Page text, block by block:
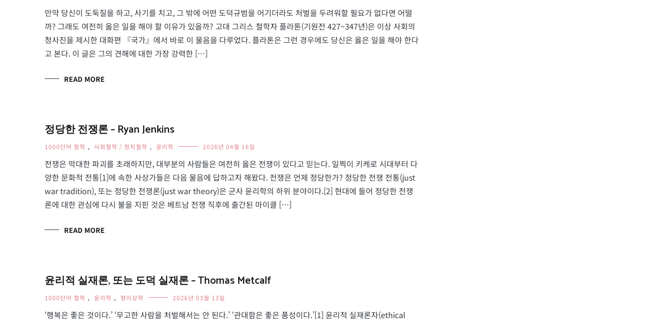
만약 당신이 도둑질을 하고, 사기를 치고, 그 밖에 어떤 도덕규범을 어기더라도 처벌을 두려워할 필요가 없다면 어떨
까? 그래도 여전히 옳은 일을 해야 할 이유가 있을까? 고대 그리스 철학자 플라톤(기원전 427~347년)은 이상 사회의
청사진을 제시한 대화편 『국가』에서 바로 이 물음을 다루었다. 플라톤은 그런 경우에도 당신은 옳은 일을 해야 한다
고 본다. 이 글은 그의 견해에 대한 가장 강력한 […]
READ MORE
정당한 전쟁론 – Ryan Jenkins
1000단어 철학 , 사회철학 / 정치철학 , 윤리학 2026년 04월 16일
전쟁은 막대한 파괴를 초래하지만, 대부분의 사람들은 여전히 옳은 전쟁이 있다고 믿는다. 일찍이 키케로 시대부터 다
양한 문화적 전통[1]에 속한 사상가들은 다음 물음에 답하고자 해왔다. 전쟁은 언제 정당한가? 정당한 전쟁 전통(just
war tradition), 또는 정당한 전쟁론(just war theory)은 군사 윤리학의 하위 분야이다.[2] 현대에 들어 정당한 전쟁
론에 대한 관심에 다시 불을 지핀 것은 베트남 전쟁 직후에 출간된 마이클 […]
READ MORE
윤리적 실재론, 또는 도덕 실재론 – Thomas Metcalf
1000단어 철학 , 윤리학 , 형이상학 2026년 03월 13일
‘행복은 좋은 것이다.’ ‘무고한 사람을 처벌해서는 안 된다.’ ‘관대함은 좋은 품성이다.’[1] 윤리적 실재론자(ethical